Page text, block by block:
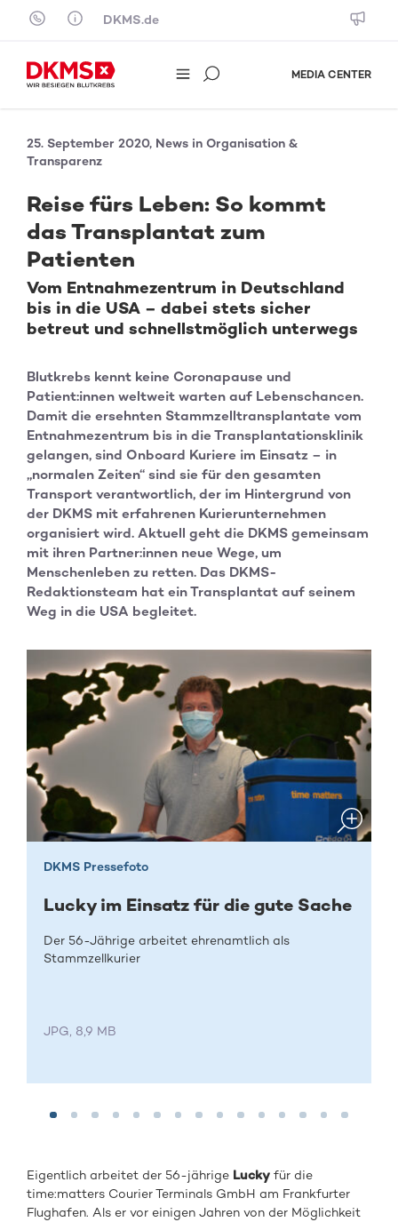
Skip to content
DKMS.de
MEDIA CENTER
25. September 2020, News in Organisation &
Transparenz
Reise fürs Leben: So kommt
das Transplantat zum
Patienten
Vom Entnahmezentrum in Deutschland
bis in die USA – dabei stets sicher
betreut und schnellstmöglich unterwegs
Blutkrebs kennt keine Coronapause und
Patient:innen weltweit warten auf Lebenschancen.
Damit die ersehnten Stammzelltransplantate vom
Entnahmezentrum bis in die Transplantationsklinik
gelangen, sind Onboard Kuriere im Einsatz – in
„normalen Zeiten“ sind sie für den gesamten
Transport verantwortlich, der im Hintergrund von
der DKMS mit erfahrenen Kurierunternehmen
organisiert wird. Aktuell geht die DKMS gemeinsam
mit ihren Partner:innen neue Wege, um
Menschenleben zu retten. Das DKMS-
Redaktionsteam hat ein Transplantat auf seinem
Weg in die USA begleitet.
DKMS Pressefoto
Lucky im Einsatz für die gute Sache
Der 56-Jährige arbeitet ehrenamtlich als
Stammzellkurier
JPG, 8,9 MB
Eigentlich arbeitet der 56-jährige Lucky für die
time:matters Courier Terminals GmbH am Frankfurter
Flughafen. Als er vor einigen Jahren von der Möglichkeit